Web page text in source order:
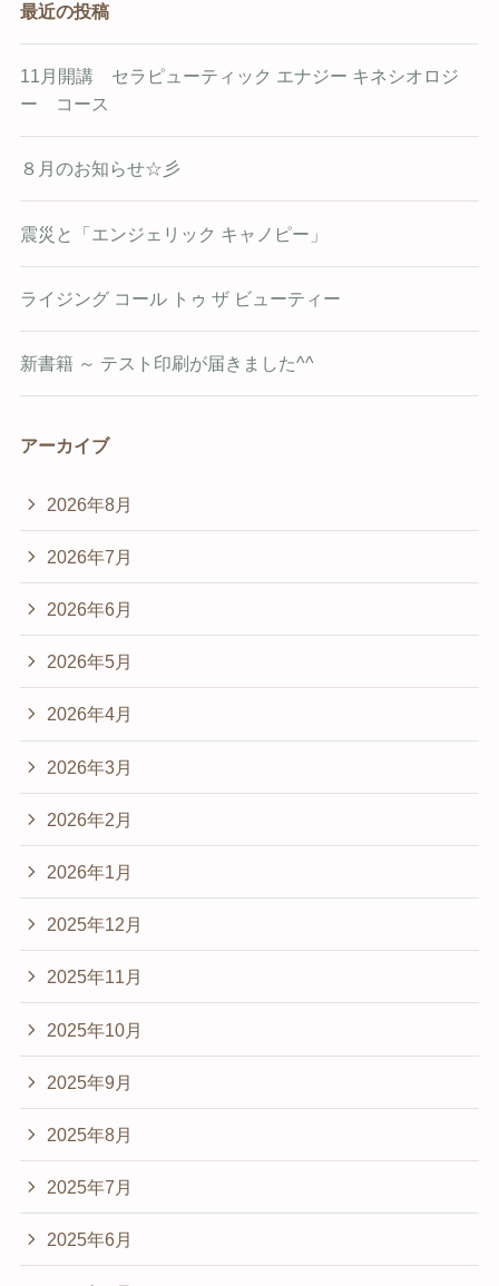
最近の投稿
11月開講 セラピューティック エナジー キネシオロジ
ー コース
８月のお知らせ☆彡
震災と「エンジェリック キャノピー」
ライジング コール トゥ ザ ビューティー
新書籍 ～ テスト印刷が届きました^^
アーカイブ
2026年8月
2026年7月
2026年6月
2026年5月
2026年4月
2026年3月
2026年2月
2026年1月
2025年12月
2025年11月
2025年10月
2025年9月
2025年8月
2025年7月
2025年6月